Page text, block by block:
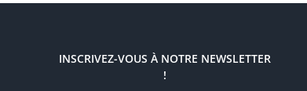
INSCRIVEZ-VOUS À NOTRE NEWSLETTER
!